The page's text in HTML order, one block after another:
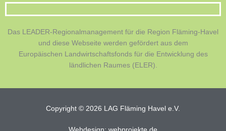
Das LEADER-Regionalmanagement für die Region Fläming-Havel
und diese Webseite werden gefördert aus dem
Europäischen Landwirtschaftsfonds für die Entwicklung des
ländlichen Raumes (ELER).
Copyright © 2026 LAG Fläming Havel e.V.